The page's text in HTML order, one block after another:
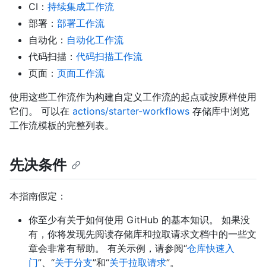
CI： 持续集成工作流
部署： 部署工作流
自动化： 自动化工作流
代码扫描： 代码扫描工作流
页面： 页面工作流
使用这些工作流作为构建自定义工作流的起点或按原样使用
它们。 可以在 actions/starter-workflows 存储库中浏览
工作流模板的完整列表。
先决条件
本指南假定：
你至少有关于如何使用 GitHub 的基本知识。 如果没
有，你将发现先阅读存储库和拉取请求文档中的一些文
章会非常有帮助。 有关示例，请参阅“仓库快速入
门”、“关于分支”和“关于拉取请求”。